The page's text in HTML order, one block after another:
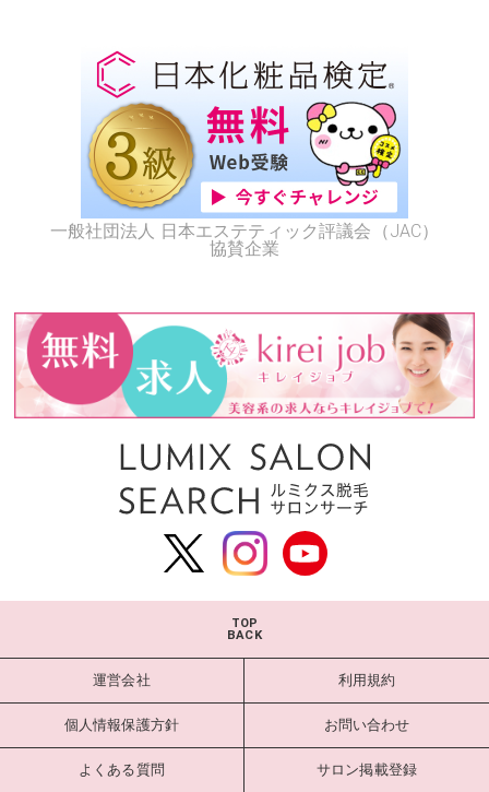
一般社団法人 日本エステティック評議会（JAC）
協賛企業
TOP
BACK
運営会社 利用規約
個人情報保護方針 お問い合わせ
よくある質問 サロン掲載登録